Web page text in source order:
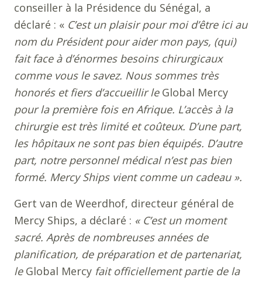
conseiller à la Présidence du Sénégal, a
déclaré : « C’est un plaisir pour moi d’être ici au
nom du Président pour aider mon pays, (qui)
fait face à d’énormes besoins chirurgicaux
comme vous le savez. Nous sommes très
honorés et fiers d’accueillir le Global Mercy
pour la première fois en Afrique. L’accès à la
chirurgie est très limité et coûteux. D’une part,
les hôpitaux ne sont pas bien équipés. D’autre
part, notre personnel médical n’est pas bien
formé. Mercy Ships vient comme un cadeau ».
Gert van de Weerdhof, directeur général de
Mercy Ships, a déclaré : « C’est un moment
sacré. Après de nombreuses années de
planification, de préparation et de partenariat,
le Global Mercy fait officiellement partie de la